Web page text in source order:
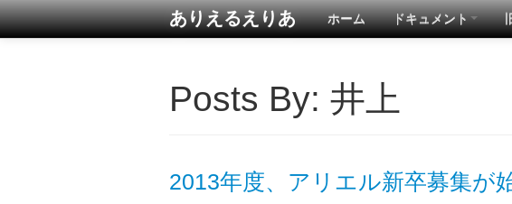
ありえるえりあ ホーム ドキュメント
Posts By: 井上
2013年度、アリエル新卒募集が